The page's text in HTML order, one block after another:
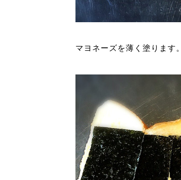
マヨネーズを薄く塗ります。